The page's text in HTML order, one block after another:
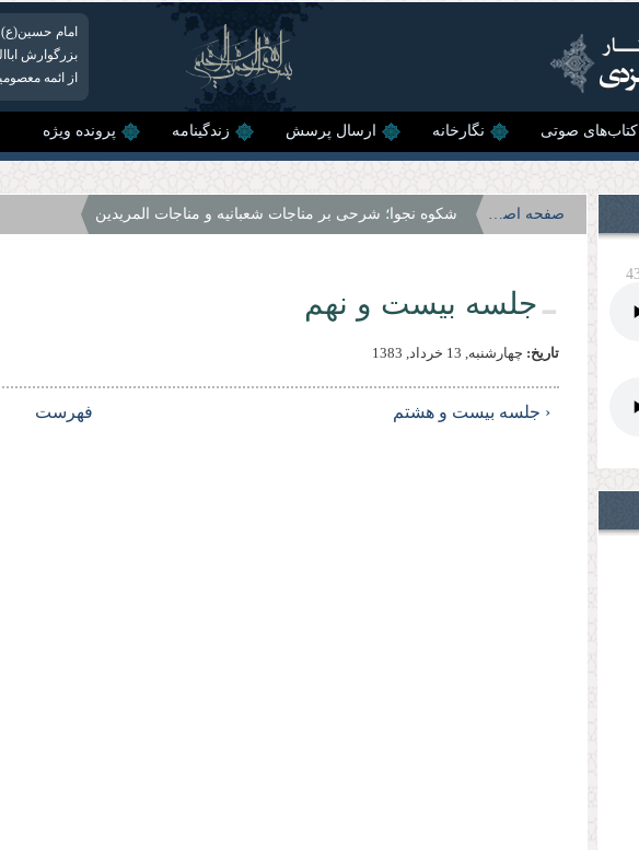
امام
بزرگوارش
از ائمه
کتاب‌های صوتی نگارخانه ارسال پرسش زندگینامه پرونده ویژه
صفحه اصلی شکوه نجوا؛ شرحی بر مناجات شعبانیه و مناجات المریدین
جلسه بیست و نهم
تاریخ: چهارشنبه, 13 خرداد, 1383
‹ جلسه بیست و هشتم فهرست